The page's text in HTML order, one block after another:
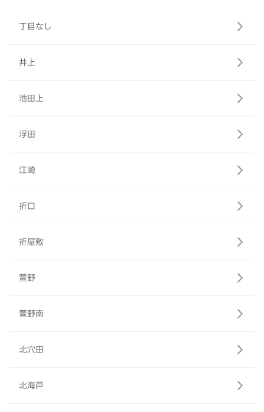
丁目なし
井上
池田上
浮田
江崎
折口
折屋敷
萱野
萱野南
北穴田
北海戸